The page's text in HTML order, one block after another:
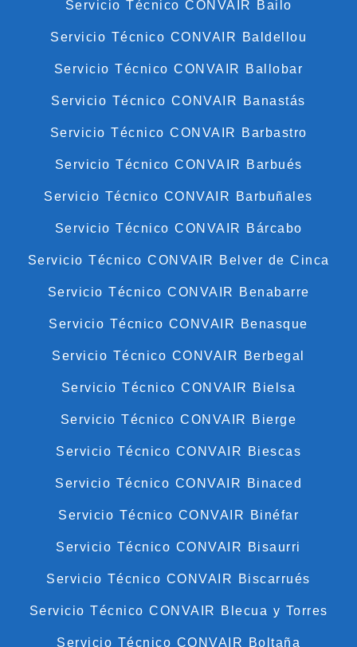
Servicio Técnico CONVAIR Bailo
Servicio Técnico CONVAIR Baldellou
Servicio Técnico CONVAIR Ballobar
Servicio Técnico CONVAIR Banastás
Servicio Técnico CONVAIR Barbastro
Servicio Técnico CONVAIR Barbués
Servicio Técnico CONVAIR Barbuñales
Servicio Técnico CONVAIR Bárcabo
Servicio Técnico CONVAIR Belver de Cinca
Servicio Técnico CONVAIR Benabarre
Servicio Técnico CONVAIR Benasque
Servicio Técnico CONVAIR Berbegal
Servicio Técnico CONVAIR Bielsa
Servicio Técnico CONVAIR Bierge
Servicio Técnico CONVAIR Biescas
Servicio Técnico CONVAIR Binaced
Servicio Técnico CONVAIR Binéfar
Servicio Técnico CONVAIR Bisaurri
Servicio Técnico CONVAIR Biscarrués
Servicio Técnico CONVAIR Blecua y Torres
Servicio Técnico CONVAIR Boltaña